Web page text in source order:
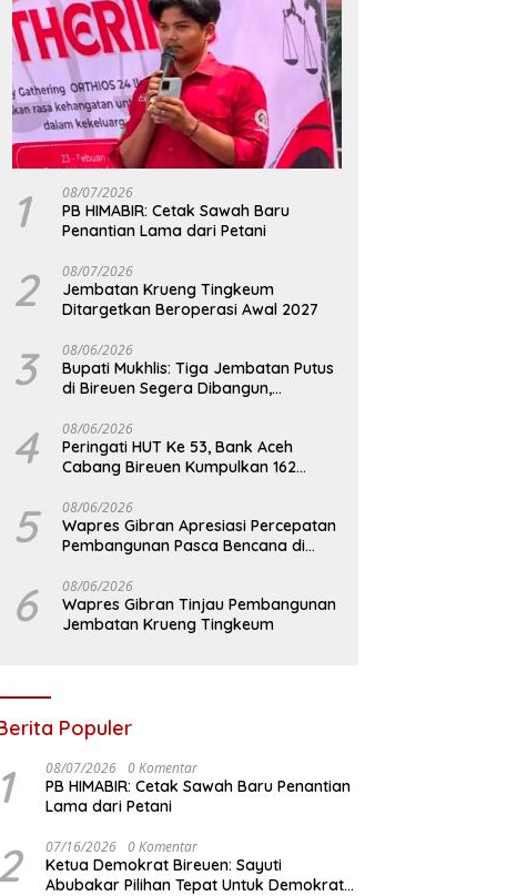
1 08/07/2026
PB HIMABIR: Cetak Sawah Baru
Penantian Lama dari Petani
2 08/07/2026
Jembatan Krueng Tingkeum
Ditargetkan Beroperasi Awal 2027
3 08/06/2026
Bupati Mukhlis: Tiga Jembatan Putus
di Bireuen Segera Dibangun,
4 08/06/2026
Peringati HUT Ke 53, Bank Aceh
Cabang Bireuen Kumpulkan 162
5 08/06/2026
Wapres Gibran Apresiasi Percepatan
Pembangunan Pasca Bencana di
6 08/06/2026
Wapres Gibran Tinjau Pembangunan
Jembatan Krueng Tingkeum
Populer
1 08/07/2026 0 Komentar
PB HIMABIR: Cetak Sawah Baru Penantian
Lama dari Petani
2 07/16/2026 0 Komentar
Ketua Demokrat Bireuen: Sayuti
Abubakar Pilihan Tepat Untuk Demokrat